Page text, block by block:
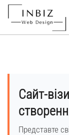
Перейти
Сайт-
Представте